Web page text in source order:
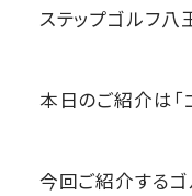
ステップゴルフ
本日のご紹介は「
今回ご紹介する